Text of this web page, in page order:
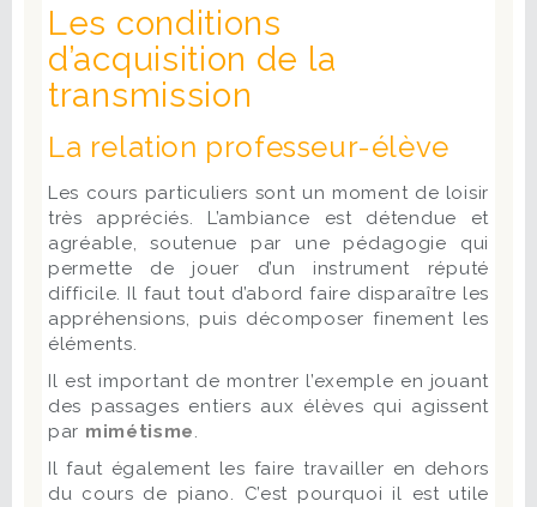
Les conditions
d’acquisition de la
transmission
La relation professeur-élève
Les cours particuliers sont un moment de loisir
très appréciés. L’ambiance est détendue et
agréable, soutenue par une pédagogie qui
permette de jouer d’un instrument réputé
difficile. Il faut tout d’abord faire disparaître les
appréhensions, puis décomposer finement les
éléments.
Il est important de montrer l’exemple en jouant
des passages entiers aux élèves qui agissent
par mimétisme.
Il faut également les faire travailler en dehors
du cours de piano. C’est pourquoi il est utile